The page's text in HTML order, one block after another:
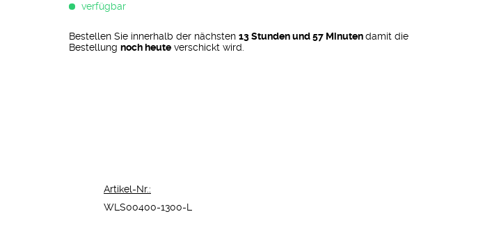
verfügbar
Bestellen Sie innerhalb der nächsten13 Stunden und 57 Minutendamit die
Bestellungnoch heute verschickt wird.
Artikel-Nr.:
WLS00400-1300-L